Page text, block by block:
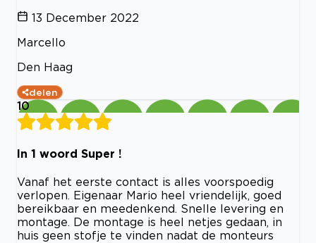
13 December 2022
Marcello
Den Haag
delen
10
In 1 woord Super !
Vanaf het eerste contact is alles voorspoedig
verlopen. Eigenaar Mario heel vriendelijk, goed
bereikbaar en meedenkend. Snelle levering en
montage. De montage is heel netjes gedaan, in
huis geen stofje te vinden nadat de monteurs